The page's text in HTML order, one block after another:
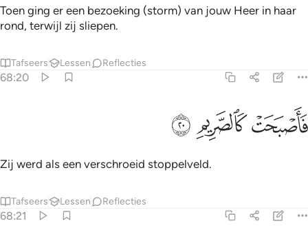
Toen ging er een bezoeking (storm) van jouw Heer in haar
rond, terwijl zij sliepen.
Tafseers Lessen Reflecties
68:20
فاصبحت كالصريم ٢٠
فَأَصْبَحَتْ كَٱلصَّرِيمِ ٢٠
ﱗﱘﱙ
Zij werd als een verschroeid stoppelveld.
Tafseers Lessen Reflecties
68:21